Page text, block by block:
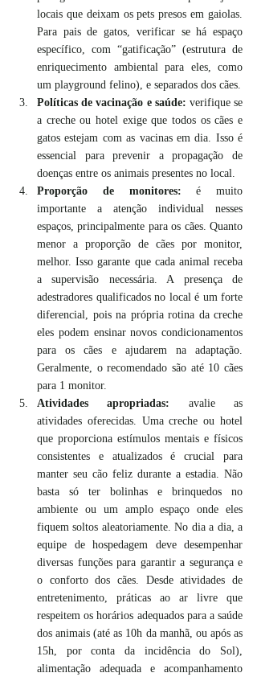
locais que deixam os pets presos em gaiolas.
Para pais de gatos, verificar se há espaço
específico, com “gatificação” (estrutura de
enriquecimento ambiental para eles, como
um playground felino), e separados dos cães.
Políticas de vacinação e saúde: verifique se
a creche ou hotel exige que todos os cães e
gatos estejam com as vacinas em dia. Isso é
essencial para prevenir a propagação de
doenças entre os animais presentes no local.
Proporção de monitores: é muito
importante a atenção individual nesses
espaços, principalmente para os cães. Quanto
menor a proporção de cães por monitor,
melhor. Isso garante que cada animal receba
a supervisão necessária. A presença de
adestradores qualificados no local é um forte
diferencial, pois na própria rotina da creche
eles podem ensinar novos condicionamentos
para os cães e ajudarem na adaptação.
Geralmente, o recomendado são até 10 cães
para 1 monitor.
Atividades apropriadas: avalie as
atividades oferecidas. Uma creche ou hotel
que proporciona estímulos mentais e físicos
consistentes e atualizados é crucial para
manter seu cão feliz durante a estadia. Não
basta só ter bolinhas e brinquedos no
ambiente ou um amplo espaço onde eles
fiquem soltos aleatoriamente. No dia a dia, a
equipe de hospedagem deve desempenhar
diversas funções para garantir a segurança e
o conforto dos cães. Desde atividades de
entretenimento, práticas ao ar livre que
respeitem os horários adequados para a saúde
dos animais (até as 10h da manhã, ou após as
15h, por conta da incidência do Sol),
alimentação adequada e acompanhamento